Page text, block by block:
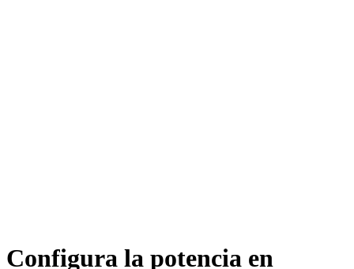
Configura la potencia en